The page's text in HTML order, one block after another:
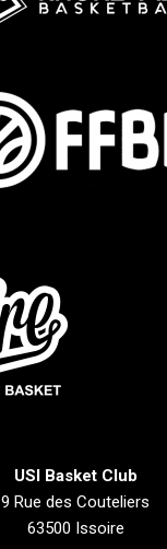
USI Basket Club
9 Rue des Couteliers
63500 Issoire